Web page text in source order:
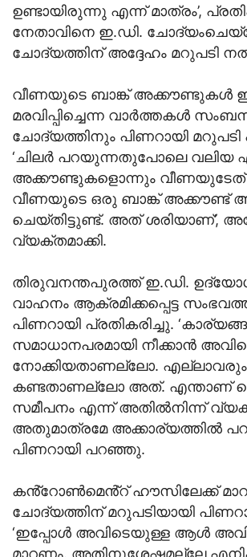
ഉണ്ടായിരുന്നു എന്ന് മാത്രം’,
നേതാവിനെ ഇ.ഡി.
ചോദ്യത്തിന് അദ്ദേഹം മറുപടി
വീണയുടെ ബാങ്ക് അക്കൗണ്ടുകൾ
മരവിപ്പിച്ചെന്ന വാർത്തകൾ
ചോദ്യത്തിനും പിണറായി
‘ചിലർ പറയുന്നതുപോലെ വലിയ
അക്കൗണ്ടുകളൊന്നും
വീണയുടെ ഒരു ബാങ്ക് അക്കൗണ്ട്
ചെയ്തിട്ടുണ്ട്. അത് ശരിയാണ്’,
വ്യക്തമാക്കി.
തിരുവനന്തപുരത്ത് ഇ.ഡി.
വാഹനം ആക്രമിക്കപ്പെട്ട
പിണറായി പ്രതികരിച്ചു.
സമാധാനപരമായി നീക്കാൻ
നോക്കിയതാണല്ലോ. എല്ലാവരും
കണ്ടതാണല്ലോ അത്. എന്താണ്
സമീപനം എന്ന് അതിൽനിന്ന്
അതുമാത്രമേ അക്കാര്യത്തിൽ
പിണറായി പറഞ്ഞു.
കൻ്റോൺമെൻ്റ് ഹൗസിലേക്ക്
ചോദ്യത്തിന് മറുപടിയായി
‘ഇപ്പോൾ അവിടെയുള്ള ആൾ